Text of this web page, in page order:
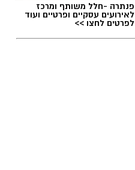
פנתרה -חלל משותף ומרכז
לאירועים עסקיים ופרטיים ועוד
לפרטים לחצו >>